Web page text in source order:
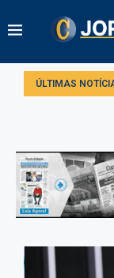
ÚLTIMAS
28% em 2033